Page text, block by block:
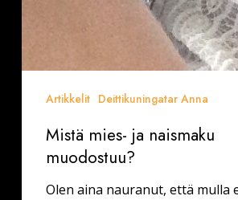
Artikkelit Deittikuningatar Anna
Mistä mies- ja naismaku
muodostuu?
Olen aina nauranut, että mulla